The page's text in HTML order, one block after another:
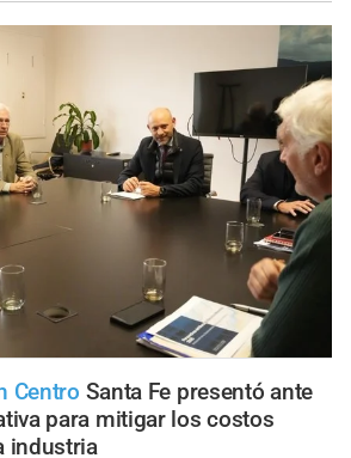
Centro Santa Fe presentó ante
para mitigar los costos
industria